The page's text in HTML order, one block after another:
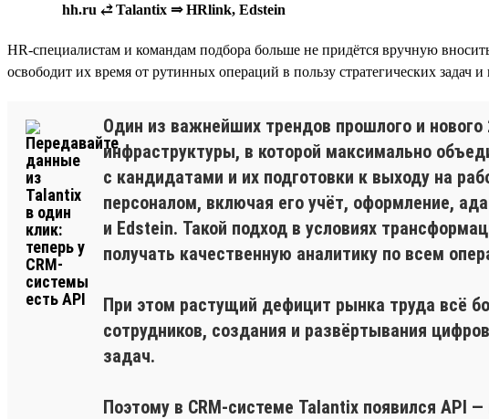
hh.ru ⥄ Talantix ⇒ HRlink, Edstein
HR-специалистам и командам подбора больше не придётся вручную
освободит их время от рутинных операций в пользу стратегических задач
Один из важнейших трендов прошлого и нового
инфраструктуры, в которой максимально
с кандидатами и их подготовки к выходу на
персоналом, включая его учёт, оформление,
и Edstein. Такой подход в условиях
получать качественную аналитику по всем
При этом растущий дефицит рынка труда всё
сотрудников, создания и развёртывания
задач.
Поэтому в CRM-системе Talantix появился API